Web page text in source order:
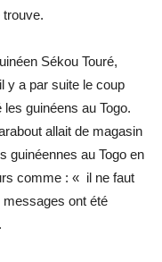
trouve.
Sékou Touré,
y a par suite le coup
guinéens au Togo.
allait de magasin
guinéennes au Togo en
comme : « il ne faut
messages ont été